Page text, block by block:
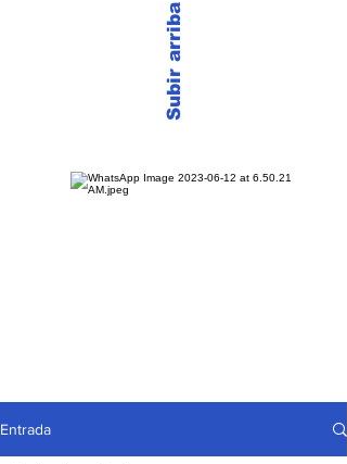
Subir arriba
Entrada